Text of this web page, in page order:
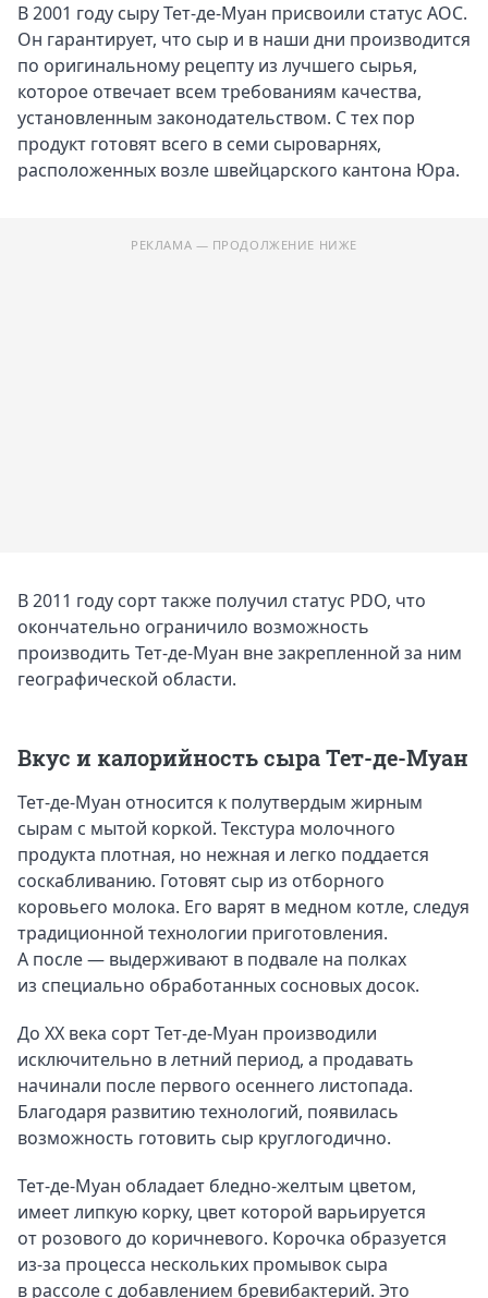
В 2001 году сыру Тет-де-Муан присвоили статус AOC.
Он гарантирует, что сыр и в наши дни производится
по оригинальному рецепту из лучшего сырья,
которое отвечает всем требованиям качества,
установленным законодательством. С тех пор
продукт готовят всего в семи сыроварнях,
расположенных возле швейцарского кантона Юра.
РЕКЛАМА — ПРОДОЛЖЕНИЕ НИЖЕ
В 2011 году сорт также получил статус PDO, что
окончательно ограничило возможность
производить Тет-де-Муан вне закрепленной за ним
географической области.
Вкус и калорийность сыра Тет-де-Муан
Тет-де-Муан относится к полутвердым жирным
сырам с мытой коркой. Текстура молочного
продукта плотная, но нежная и легко поддается
соскабливанию. Готовят сыр из отборного
коровьего молока. Его варят в медном котле, следуя
традиционной технологии приготовления.
А после — выдерживают в подвале на полках
из специально обработанных сосновых досок.
До XX века сорт Тет-де-Муан производили
исключительно в летний период, а продавать
начинали после первого осеннего листопада.
Благодаря развитию технологий, появилась
возможность готовить сыр круглогодично.
Тет-де-Муан обладает бледно-желтым цветом,
имеет липкую корку, цвет которой варьируется
от розового до коричневого. Корочка образуется
из-за процесса нескольких промывок сыра
в рассоле с добавлением бревибактерий. Это